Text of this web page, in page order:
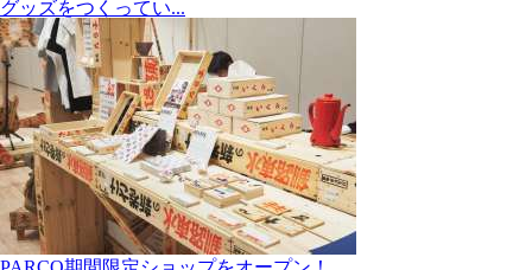
PARCO期間限定ショップをオープン！